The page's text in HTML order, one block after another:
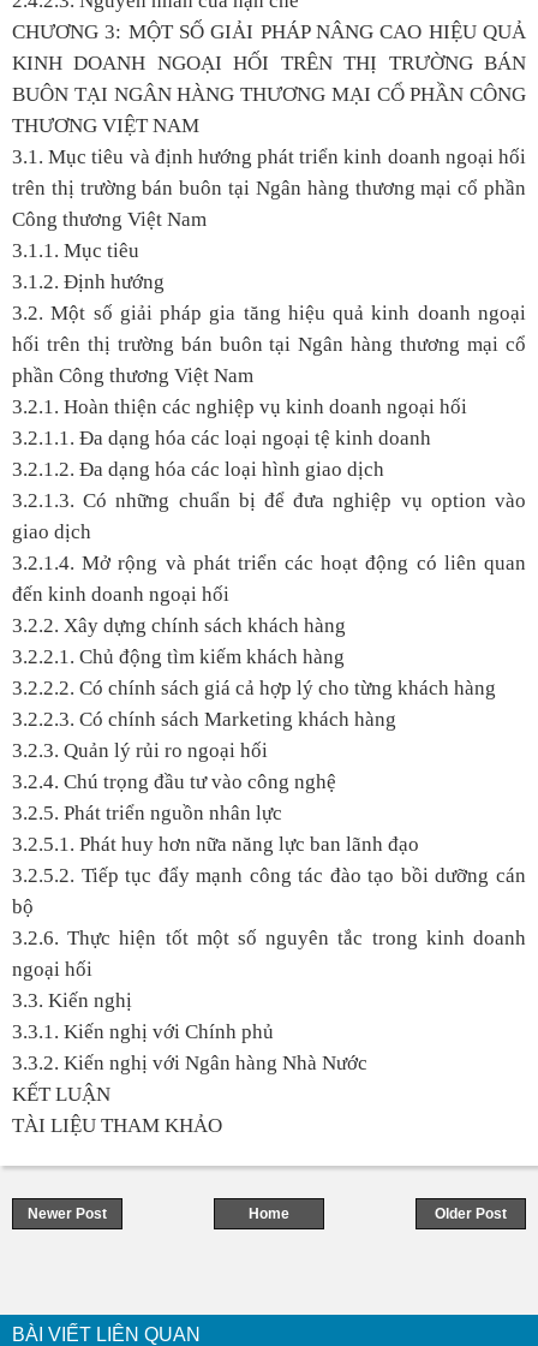
CHƯƠNG 3: MỘT SỐ GIẢI PHÁP NÂNG CAO HIỆU QUẢ
KINH DOANH NGOẠI HỐI TRÊN THỊ TRƯỜNG BÁN
BUÔN TẠI NGÂN HÀNG THƯƠNG MẠI CỔ PHẦN CÔNG
THƯƠNG VIỆT NAM
3.1. Mục tiêu và định hướng phát triển kinh doanh ngoại hối
trên thị trường bán buôn tại Ngân hàng thương mại cổ phần
Công thương Việt Nam
3.1.1. Mục tiêu
3.1.2. Định hướng
3.2. Một số giải pháp gia tăng hiệu quả kinh doanh ngoại
hối trên thị trường bán buôn tại Ngân hàng thương mại cổ
phần Công thương Việt Nam
3.2.1. Hoàn thiện các nghiệp vụ kinh doanh ngoại hối
3.2.1.1. Đa dạng hóa các loại ngoại tệ kinh doanh
3.2.1.2. Đa dạng hóa các loại hình giao dịch
3.2.1.3. Có những chuẩn bị để đưa nghiệp vụ option vào
giao dịch
3.2.1.4. Mở rộng và phát triển các hoạt động có liên quan
đến kinh doanh ngoại hối
3.2.2. Xây dựng chính sách khách hàng
3.2.2.1. Chủ động tìm kiếm khách hàng
3.2.2.2. Có chính sách giá cả hợp lý cho từng khách hàng
3.2.2.3. Có chính sách Marketing khách hàng
3.2.3. Quản lý rủi ro ngoại hối
3.2.4. Chú trọng đầu tư vào công nghệ
3.2.5. Phát triển nguồn nhân lực
3.2.5.1. Phát huy hơn nữa năng lực ban lãnh đạo
3.2.5.2. Tiếp tục đẩy mạnh công tác đào tạo bồi dưỡng cán
bộ
3.2.6. Thực hiện tốt một số nguyên tắc trong kinh doanh
ngoại hối
3.3. Kiến nghị
3.3.1. Kiến nghị với Chính phủ
3.3.2. Kiến nghị với Ngân hàng Nhà Nước
KẾT LUẬN
TÀI LIỆU THAM KHẢO
Newer Post Older Post
Home
BÀI VIẾT LIÊN QUAN